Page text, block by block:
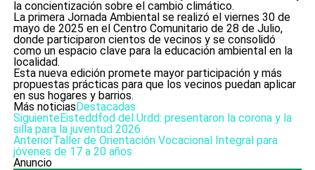
la concientización sobre el cambio climático.
La primera Jornada Ambiental se realizó el viernes 30 de
mayo de 2025 en el Centro Comunitario de 28 de Julio,
donde participaron cientos de vecinos y se consolidó
como un espacio clave para la educación ambiental en la
localidad.
Esta nueva edición promete mayor participación y más
propuestas prácticas para que los vecinos puedan aplicar
en sus hogares y barrios.
Más noticiasDestacadas
SiguienteEisteddfod del Urdd: presentaron la corona y la
silla para la juventud 2026
AnteriorTaller de Orientación Vocacional Integral para
jóvenes de 17 a 20 años
Anuncio